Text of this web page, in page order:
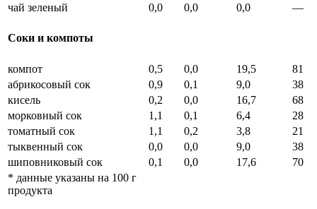
чай зеленый
0,0 0,0 0,0 —
Соки и компоты
компот 0,5 0,0 19,5
81
абрикосовый сок
0,9 0,1 9,0
38
кисель
0,2 0,0 16,7
68
морковный сок
1,1 0,1 6,4
28
томатный сок
1,1 0,2 3,8
21
тыквенный сок
0,0 0,0 9,0
38
шиповниковый сок
0,1 0,0 17,6
70
* данные указаны на 100 г
продукта